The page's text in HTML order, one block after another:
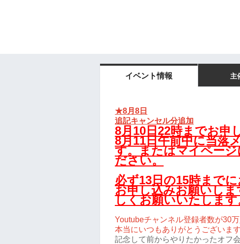
イベント情報 主
★8月8日
追記キャンセル分追加
8月10日22時までお申
8月11日午前中に当落
す。またはマイページ
ださい。
必ず13日の15時まで
お申し込みお願いし
しくお願いいたします
Youtubeチャンネル登録者数が30万
本当にいつもありがとうございます
記念して前からやりたかったオフ